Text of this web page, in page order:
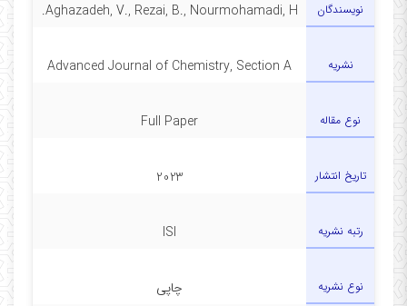
نویسندگان Aghazadeh, V., Rezai, B., Nourmohamadi, H.
نشریه Advanced Journal of Chemistry, Section A
نوع مقاله Full Paper
تاریخ انتشار 2023
رتبه نشریه ISI
نوع نشریه چاپی